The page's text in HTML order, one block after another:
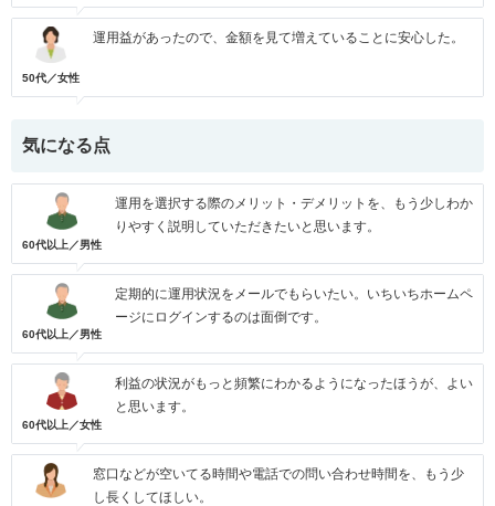
50代／女性
運用益があったので、金額を見て増えていることに安心した。
気になる点
60代以上／男性
運用を選択する際のメリット・デメリットを、もう少しわか
りやすく説明していただきたいと思います。
60代以上／男性
定期的に運用状況をメールでもらいたい。いちいちホームペ
ージにログインするのは面倒です。
60代以上／女性
利益の状況がもっと頻繁にわかるようになったほうが、よい
と思います。
窓口などが空いてる時間や電話での問い合わせ時間を、もう少
し長くしてほしい。